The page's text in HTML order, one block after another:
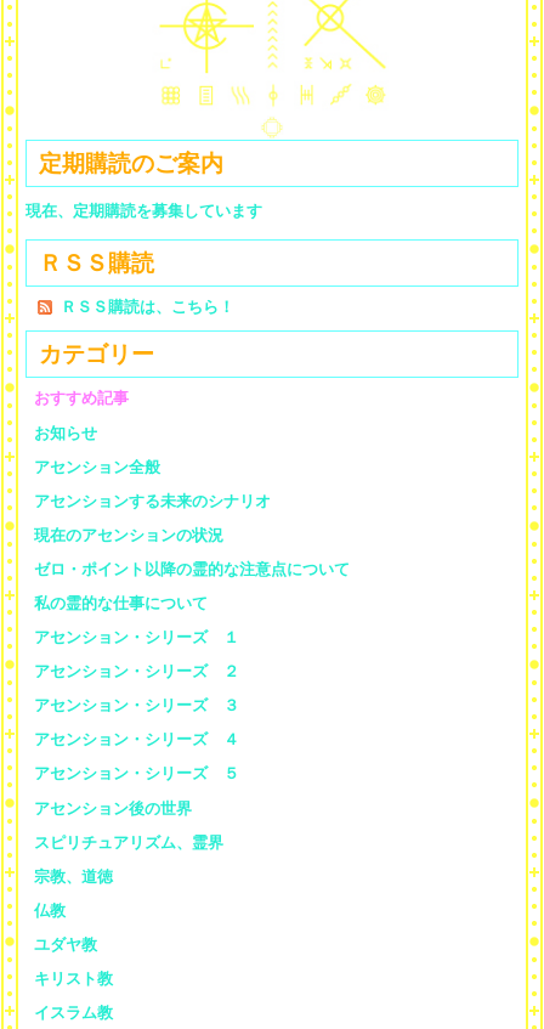
定期購読のご案内
現在、定期購読を募集しています
ＲＳＳ購読
ＲＳＳ購読は、こちら！
カテゴリー
おすすめ記事
お知らせ
アセンション全般
アセンションする未来のシナリオ
現在のアセンションの状況
ゼロ・ポイント以降の霊的な注意点について
私の霊的な仕事について
アセンション・シリーズ １
アセンション・シリーズ ２
アセンション・シリーズ ３
アセンション・シリーズ ４
アセンション・シリーズ ５
アセンション後の世界
スピリチュアリズム、霊界
宗教、道徳
仏教
ユダヤ教
キリスト教
イスラム教